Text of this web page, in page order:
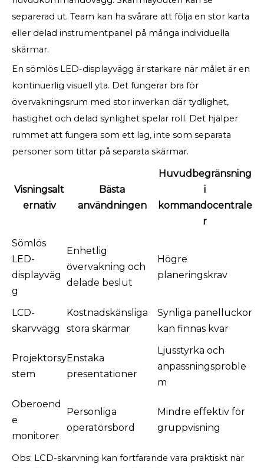
separerad ut. Team kan ha svårare att följa en stor karta
eller delad instrumentpanel på många individuella
skärmar.
En sömlös LED-displayvägg är starkare när målet är en
kontinuerlig visuell yta. Det fungerar bra för
övervakningsrum med stor inverkan där tydlighet,
hastighet och delad synlighet spelar roll. Det hjälper
rummet att fungera som ett lag, inte som separata
personer som tittar på separata skärmar.
Visningsalt
ernativ
Bästa
användningen
Huvudbegränsning
i
kommandocentrale
r
Sömlös
LED-
displayväg
g
Enhetlig
övervakning och
delade beslut
Högre
planeringskrav
LCD-
skarvvägg
Kostnadskänsliga
stora skärmar
Synliga panelluckor
kan finnas kvar
Projektorsy
stem
Enstaka
presentationer
Ljusstyrka och
anpassningsproble
m
Oberoend
e
monitorer
Personliga
operatörsbord
Mindre effektiv för
gruppvisning
Obs: LCD-skarvning kan fortfarande vara praktiskt när